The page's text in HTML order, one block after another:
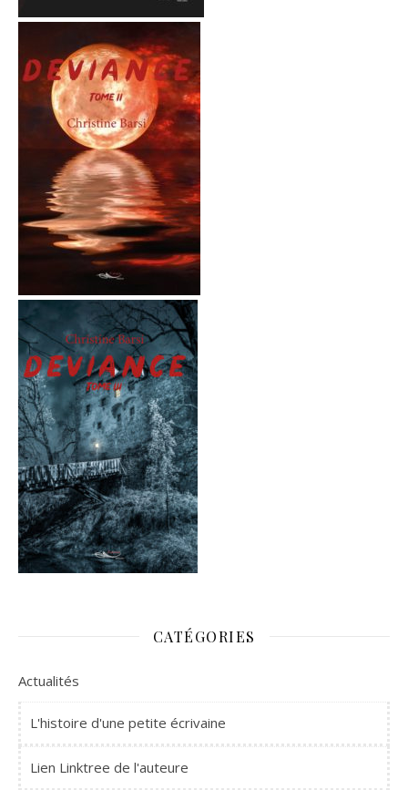
CATÉGORIES
Actualités
L'histoire d'une petite écrivaine
Lien Linktree de l'auteure